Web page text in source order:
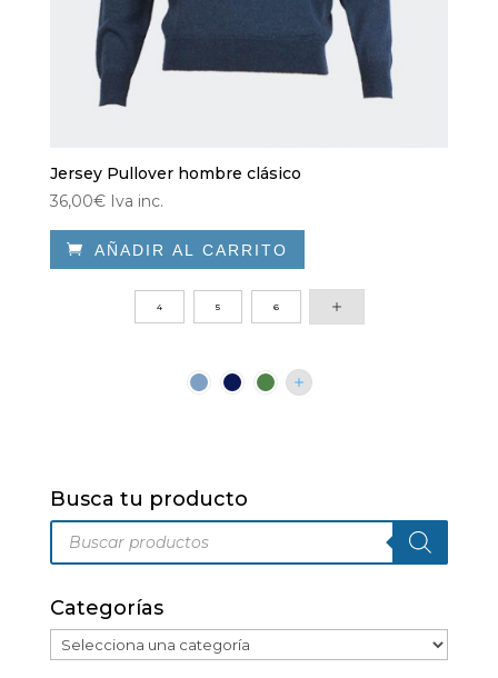
Jersey Pullover hombre clásico
36,00€ Iva inc.
 AÑADIR AL CARRITO
elegir
la
de
producto
4 5 6
Busca tu producto
Búsqueda
productos
Categorías